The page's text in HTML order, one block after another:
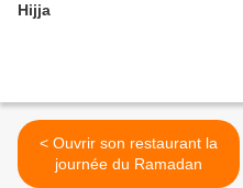
Hijja
< Ouvrir son restaurant la
journée du Ramadan